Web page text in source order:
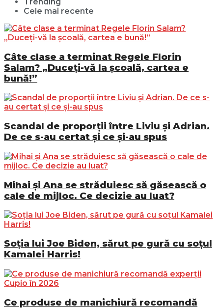
Cele mai recente
Câte clase a terminat Regele Florin
Salam? „Duceți-vă la școală, cartea e
bună!”
Scandal de proporții între Liviu și Adrian.
De ce s-au certat și ce și-au spus
Mihai și Ana se străduiesc să găsească o
cale de mijloc. Ce decizie au luat?
Soția lui Joe Biden, sărut pe gură cu soțul
Kamalei Harris!
Ce produse de manichiură recomandă